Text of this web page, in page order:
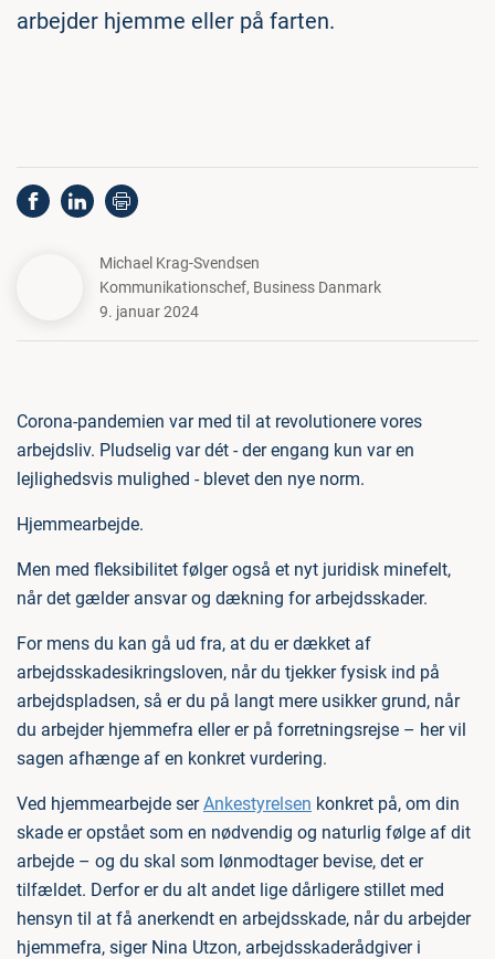
arbejder hjemme eller på farten.
Michael Krag-Svendsen
Kommunikationschef, Business Danmark
9. januar 2024
Corona-pandemien var med til at revolutionere vores
arbejdsliv. Pludselig var dét - der engang kun var en
lejlighedsvis mulighed - blevet den nye norm.
Hjemmearbejde.
Men med fleksibilitet følger også et nyt juridisk minefelt,
når det gælder ansvar og dækning for arbejdsskader.
For mens du kan gå ud fra, at du er dækket af
arbejdsskadesikringsloven, når du tjekker fysisk ind på
arbejdspladsen, så er du på langt mere usikker grund, når
du arbejder hjemmefra eller er på forretningsrejse – her vil
sagen afhænge af en konkret vurdering.
Ved hjemmearbejde serAnkestyrelsen konkret på, om din
skade er opstået som en nødvendig og naturlig følge af dit
arbejde – og du skal som lønmodtager bevise, det er
tilfældet. Derfor er du alt andet lige dårligere stillet med
hensyn til at få anerkendt en arbejdsskade, når du arbejder
hjemmefra, siger Nina Utzon, arbejdsskaderådgiver i